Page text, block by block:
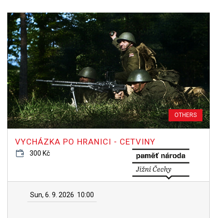
OTHERS
VYCHÁZKA PO HRANICI - CETVINY
300 Kč
Sun, 6. 9. 2026 10:00